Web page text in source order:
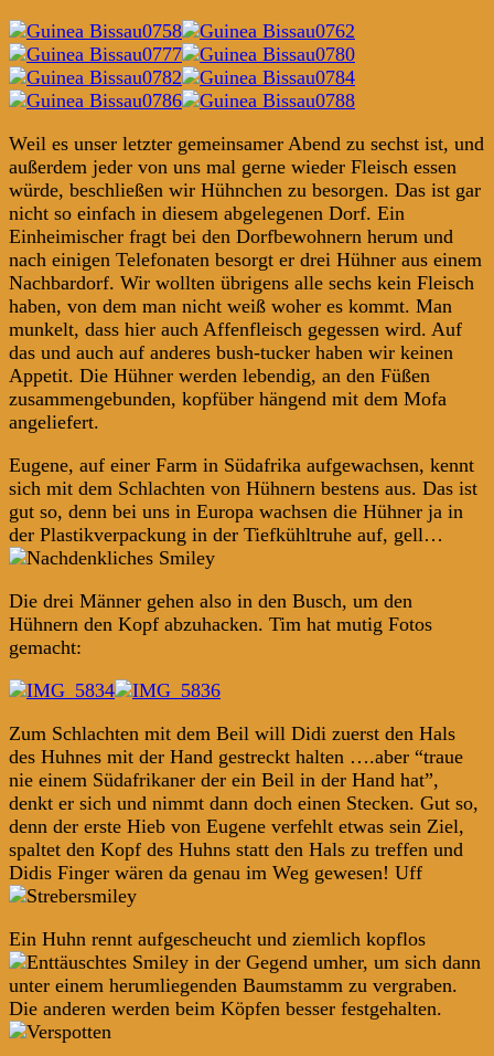
Weil es unser letzter gemeinsamer Abend zu sechst ist, und
außerdem jeder von uns mal gerne wieder Fleisch essen
würde, beschließen wir Hühnchen zu besorgen. Das ist gar
nicht so einfach in diesem abgelegenen Dorf. Ein
Einheimischer fragt bei den Dorfbewohnern herum und
nach einigen Telefonaten besorgt er drei Hühner aus einem
Nachbardorf. Wir wollten übrigens alle sechs kein Fleisch
haben, von dem man nicht weiß woher es kommt. Man
munkelt, dass hier auch Affenfleisch gegessen wird. Auf
das und auch auf anderes bush-tucker haben wir keinen
Appetit. Die Hühner werden lebendig, an den Füßen
zusammengebunden, kopfüber hängend mit dem Mofa
angeliefert.
Eugene, auf einer Farm in Südafrika aufgewachsen, kennt
sich mit dem Schlachten von Hühnern bestens aus. Das ist
gut so, denn bei uns in Europa wachsen die Hühner ja in
der Plastikverpackung in der Tiefkühltruhe auf, gell…
Die drei Männer gehen also in den Busch, um den
Hühnern den Kopf abzuhacken. Tim hat mutig Fotos
gemacht:
Zum Schlachten mit dem Beil will Didi zuerst den Hals
des Huhnes mit der Hand gestreckt halten ….aber “traue
nie einem Südafrikaner der ein Beil in der Hand hat”,
denkt er sich und nimmt dann doch einen Stecken. Gut so,
denn der erste Hieb von Eugene verfehlt etwas sein Ziel,
spaltet den Kopf des Huhns statt den Hals zu treffen und
Didis Finger wären da genau im Weg gewesen! Uff
Ein Huhn rennt aufgescheucht und ziemlich kopflos
in der Gegend umher, um sich dann
unter einem herumliegenden Baumstamm zu vergraben.
Die anderen werden beim Köpfen besser festgehalten.